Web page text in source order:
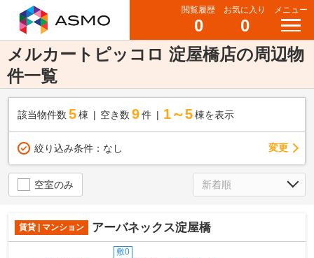
閲覧履歴
0
お気に入り
0
メニュー
メルカートピッコロ 淀屋橋店の周辺物
件一覧
該当物件数 5棟 空き数 9 件 1～5 棟を表示
絞り込み条件： なし 変更
空室のみ
賃貸 | マンション アーバネックス淀屋橋
敷0